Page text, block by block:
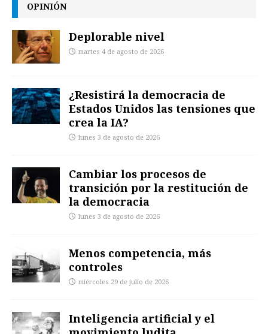
OPINIÓN
Deplorable nivel
martes 4 de agosto de 2026
¿Resistirá la democracia de
Estados Unidos las tensiones que
crea la IA?
lunes 3 de agosto de 2026
Cambiar los procesos de
transición por la restitución de
la democracia
lunes 3 de agosto de 2026
Menos competencia, más
controles
miércoles 29 de julio de 2026
Inteligencia artificial y el